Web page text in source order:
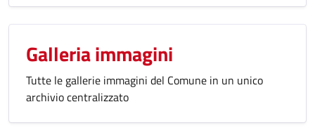
Galleria immagini
Tutte le gallerie immagini del Comune in un unico
archivio centralizzato